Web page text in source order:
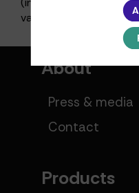
validation …)
About
Press & media
Contact
Products